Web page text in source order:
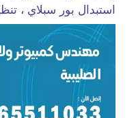
استبدال بور سبلاي ،